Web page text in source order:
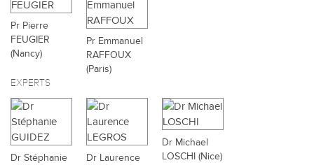
Pr Pierre
FEUGIER
(Nancy)
Pr Emmanuel
RAFFOUX
(Paris)
EXPERTS
Dr Stéphanie
Dr Laurence
Dr Michael
LOSCHI (Nice)